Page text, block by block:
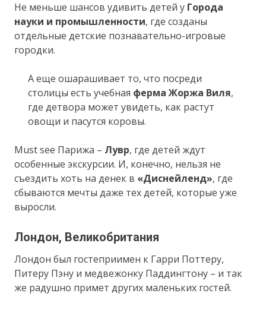
Не меньше шансов удивить детей у Города
науки и промышленности, где созданы
отдельные детские познавательно-игровые
городки.
А еще ошарашивает то, что посреди
столицы есть учебная ферма Жоржа Виля,
где детвора может увидеть, как растут
овощи и пасутся коровы.
Must see Парижа – Лувр, где детей ждут
особенные экскурсии. И, конечно, нельзя не
съездить хоть на денек в «Диснейленд», где
сбываются мечты даже тех детей, которые уже
выросли.
Лондон, Великобритания
Лондон был гостеприимен к Гарри Поттеру,
Питеру Пэну и медвежонку Паддингтону – и так
же радушно примет других маленьких гостей.